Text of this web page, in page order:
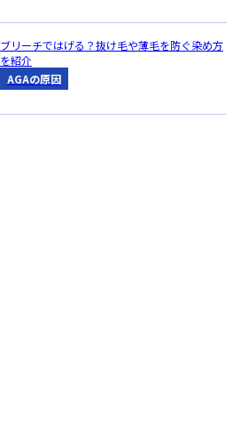
ブリーチではげる？抜け毛や薄毛を防ぐ染め方
を紹介
AGAの原因